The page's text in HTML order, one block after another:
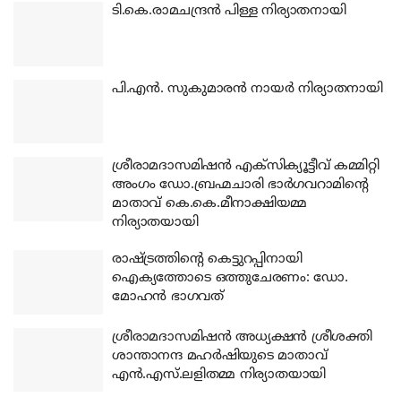
ടി.കെ.രാമചന്ദ്രന്‍ പിള്ള നിര്യാതനായി
പി.എന്‍. സുകുമാരന്‍ നായര്‍ നിര്യാതനായി
ശ്രീരാമദാസമിഷന്‍ എക്‌സിക്യൂട്ടീവ് കമ്മിറ്റി
അംഗം ഡോ.ബ്രഹ്മചാരി ഭാര്‍ഗവറാമിന്റെ
മാതാവ് കെ.കെ.മീനാക്ഷിയമ്മ
നിര്യാതയായി
രാഷ്ട്രത്തിന്റെ കെട്ടുറപ്പിനായി
ഐക്യത്തോടെ ഒത്തുചേരണം: ഡോ.
മോഹന്‍ ഭാഗവത്
ശ്രീരാമദാസമിഷന്‍ അധ്യക്ഷന്‍ ശ്രീശക്തി
ശാന്താനന്ദ മഹര്‍ഷിയുടെ മാതാവ്
എന്‍.എസ്.ലളിതമ്മ നിര്യാതയായി